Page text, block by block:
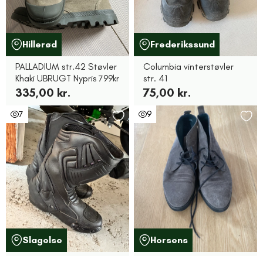
Hillerød
PALLADIUM str.42 Støvler
Khaki UBRUGT Nypris 799kr
335,00 kr.
Frederikssund
Columbia vinterstøvler
str. 41
75,00 kr.
7
Slagelse
9
Horsens